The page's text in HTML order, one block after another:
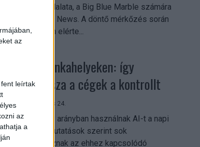
az
leírtak
az
a
leányvállalata, a Big Blue Marble számára
a Broadband TV News. A döntő mérkőzés során
nézőszám elérte...
AI a munkahelyeken: így
vissza a cégek a kontrollt
2026. július 24.
nagy arányban használnak AI-t a napi
ám friss kutatások szerint sok
hiányoznak az ehhez kapcsolódó